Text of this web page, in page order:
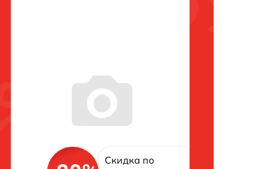
Скидка по